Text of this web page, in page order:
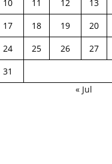
10 11 12 13
17
18 19 20
24
25 26 27
31
« Jul